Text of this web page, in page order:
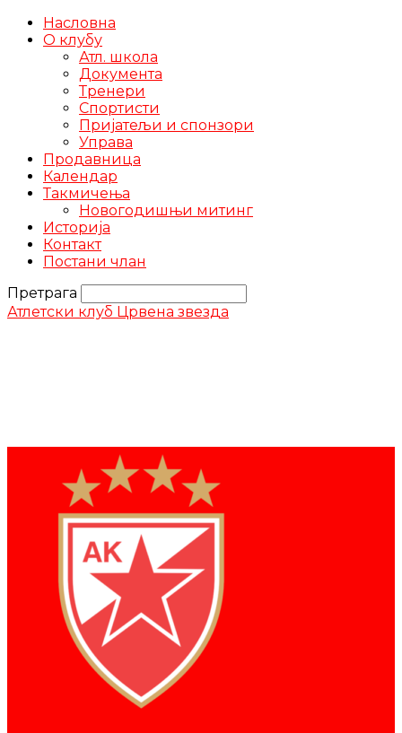
Насловна
О клубу
Атл. школа
Документа
Тренери
Спортисти
Пријатељи и спонзори
Управа
Продавница
Календар
Такмичења
Новогодишњи митинг
Историја
Контакт
Постани члан
Претрага
Атлетски клуб Црвена звезда